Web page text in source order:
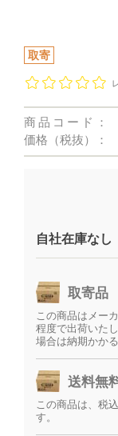
取寄
商品コード：
価格（税抜）：
自社在庫なし
取寄品
この商品はメー
程度で出荷いた
場合は納期かか
送料無
この商品は、税
す。